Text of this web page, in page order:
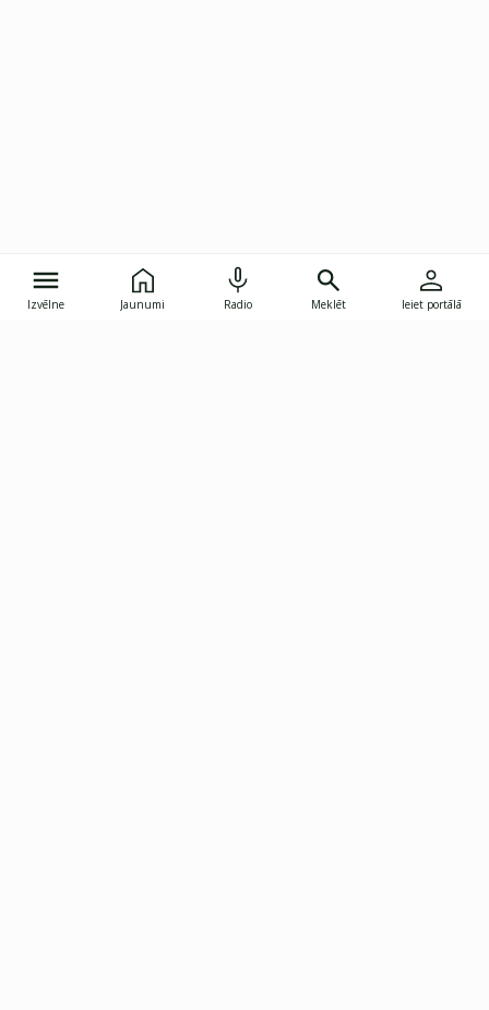
Izvēlne Jaunumi Radio Meklēt Ieiet portālā